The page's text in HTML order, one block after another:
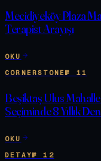
Mecidiyeköy Plaza
Terapist Arayışı
OKU
CORNERSTONE№ 11
Beşiktaş Ulus
Seçiminde 8 Yıllık
OKU
DETAY№12